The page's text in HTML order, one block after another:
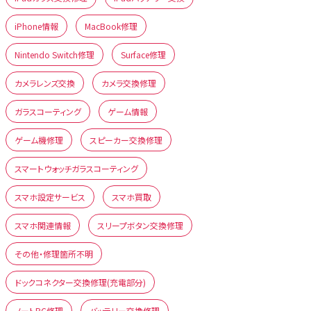
iPhone情報 MacBook修理
Nintendo Switch修理 Surface修理
カメラレンズ交換 カメラ交換修理
ガラスコーティング ゲーム情報
ゲーム機修理 スピーカー交換修理
スマートウォッチガラスコーティング
スマホ設定サービス スマホ買取
スマホ関連情報 スリープボタン交換修理
その他・修理箇所不明
ドックコネクター交換修理(充電部分)